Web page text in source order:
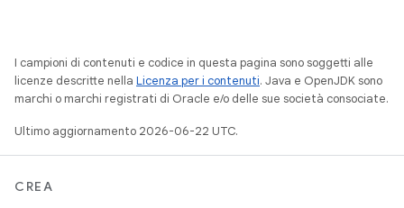
I campioni di contenuti e codice in questa pagina sono soggetti alle
licenze descritte nella Licenza per i contenuti. Java e OpenJDK sono
marchi o marchi registrati di Oracle e/o delle sue società consociate.
Ultimo aggiornamento 2026-06-22 UTC.
CREA